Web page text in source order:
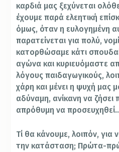
καρδιά μας ξεχύνεται
έχουμε παρά ελεητική
όμως, όταν η ευλογημένη
παρατείνεται για πολύ,
κατορθώσαμε κάτι
αγώνα και κυριευόμαστε
λόγους παιδαγωγικούς,
χάρη και μένει η ψυχή μας
αδύναμη, ανίκανη να ζήσει
απρόθυμη να
Τί θα κάνουμε, λοιπόν, για
την κατάσταση; Πρώτα-